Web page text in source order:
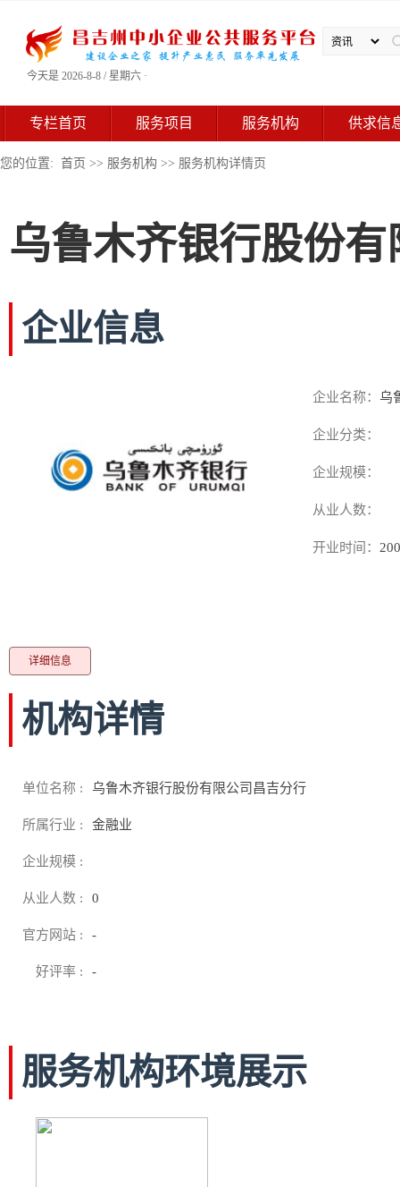
今天是 2026-8-8 / 星期六 ·
专栏首页 服务项目 服务机构 供求信
您的位置: 首页 >> 服务机构 >> 服务机构详情页
乌鲁木齐银行股份
企业信息
企业名称： 乌
企业分类：
企业规模：
从业人数：
开业时间：
详细信息
机构详情
单位名称 : 乌鲁木齐银行股份有限公司昌吉分行
所属行业 : 金融业
企业规模 :
从业人数 : 0
官方网站 : -
好评率 : -
服务机构环境展示